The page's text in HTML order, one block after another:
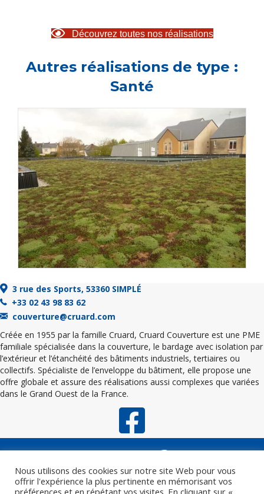
Découvrez toutes nos réalisations
Autres réalisations de type :
Santé
3 rue des Sports, 53360 SIMPLÉ
+33 02 43 98 83 62
couverture@cruard.com
Créée en 1955 par la famille Cruard, Cruard Couverture est une PME
familiale spécialisée dans la couverture, le bardage avec isolation par
l’extérieur et l’étanchéité des bâtiments industriels, tertiaires ou
collectifs. Spécialiste de l’enveloppe du bâtiment, elle propose une
offre globale et assure des réalisations aussi complexes que variées
dans le Grand Ouest de la France.
Nous utilisons des cookies sur notre site Web pour vous
offrir l'expérience la plus pertinente en mémorisant vos
préférences et en répétant vos visites. En cliquant sur «